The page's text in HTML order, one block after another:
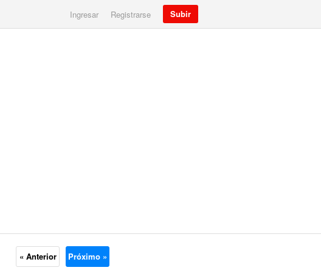
Ingresar Registrarse Subir
« Anterior Próximo »